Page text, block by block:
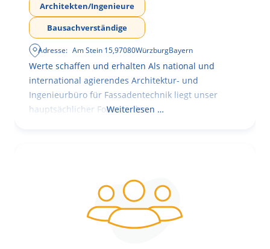
Architekten/Ingenieure
Bausachverständige
Adresse: Am Stein 15,97080WürzburgBayern
Werte schaffen und erhalten Als national und
international agierendes Architektur- und
Ingenieurbüro für Fassadentechnik liegt unser
hauptsächlicher Fokus in der
Weiterlesen …